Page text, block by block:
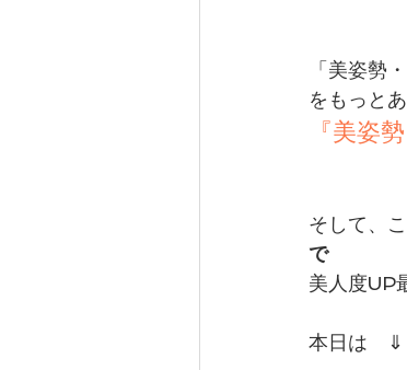
骨格診断【ナチュラル
「美姿勢
をもっと
『美姿
そして、
で
美人度UP
本日は　⇓